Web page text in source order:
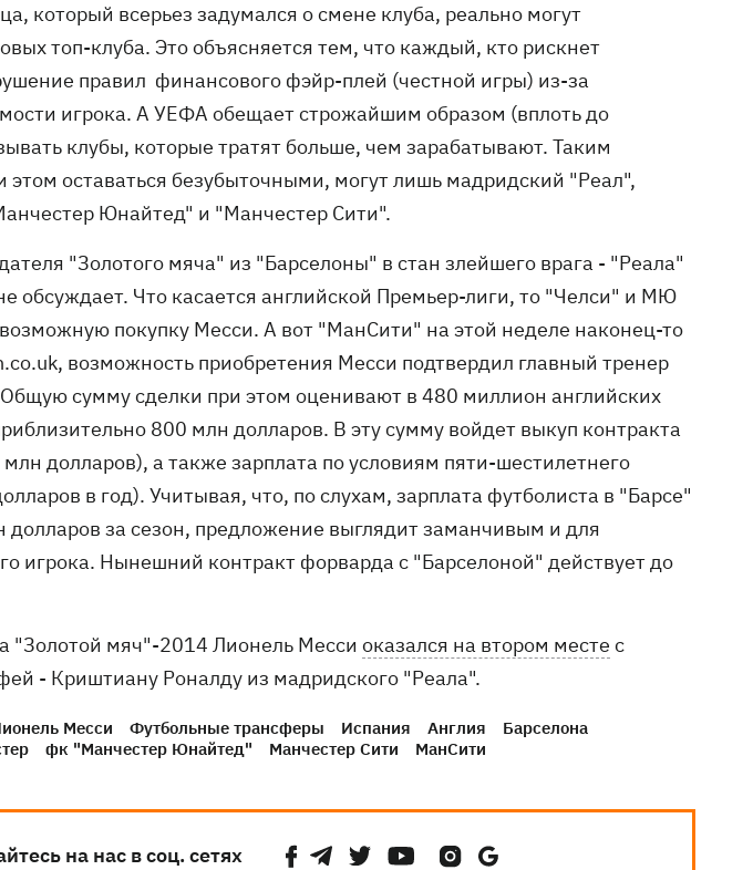
который всерьез задумался о смене клуба, реально могут
топ-клуба. Это объясняется тем, что каждый, кто рискнет
правил финансового фэйр-плей (честной игры) из-за
игрока. А УЕФА обещает строжайшим образом (вплоть до
клубы, которые тратят больше, чем зарабатывают. Таким
этом оставаться безубыточными, могут лишь мадридский "Реал",
Юнайтед" и "Манчестер Сити".
"Золотого мяча" из "Барселоны" в стан злейшего врага - "Реала"
обсуждает. Что касается английской Премьер-лиги, то "Челси" и МЮ
покупку Месси. А вот "МанСити" на этой неделе наконец-то
возможность приобретения Месси подтвердил главный тренер
сумму сделки при этом оценивают в 480 миллион английских
800 млн долларов. В эту сумму войдет выкуп контракта
долларов), а также зарплата по условиям пяти-шестилетнего
в год). Учитывая, что, по слухам, зарплата футболиста в "Барсе"
долларов за сезон, предложение выглядит заманчивым и для
игрока. Нынешний контракт форварда с "Барселоной" действует до
"Золотой мяч"-2014 Лионель Месси оказался на втором месте с
- Криштиану Роналду из мадридского "Реала".
Месси Футбольные трансферы Испания Англия
Барселона
фк "Манчестер Юнайтед" Манчестер Сити МанСити
на нас в соц. сетях